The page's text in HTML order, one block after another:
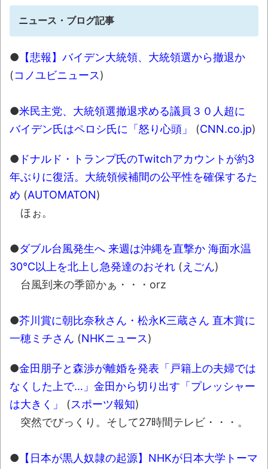
2nd（32）」「球詠 19」ほか、最新巻も50％
還元！【Amazonマンガ毎週末セール アツいス
翻訳によると「怒った子どもが我慢に我慢
して放った究極の技 これだけは使いたくなか
わずか３センチ！ 極小カブトムシ発見
【衝撃】韓国で売っている目覚まし時計の
デザインが悪夢すぎるwww
まっぷたつに…日本レトロゲーム協会がゲー
ムソフトCDの劣化について問題提起 他
別にどこの誰が一日何時間睡眠だろうがど
8月26日にリメイク完結編「FF7リベレーシ
ョン」の新映像が公開！欧州gamescom 2026
にて
お前らの身体の悩み教えてくれ
「アメリカのヤンキーがアジア人にケンカ
を売った結果ｗｗｗ」 ほか
【読書感想】山野辺太郎『いつか深い穴に
落ちるまで』
映画ちいかわ観に行ったので感想を書きま
マケイン9巻＆アニメ公式ガイド感想
ニュース・ブログ記事
● 【悲報】バイデン大統領、大統領選から撤退か
(コノユビニュース)
●米民主党、大統領選撤退求める議員３０人超に
バイデン氏はペロシ氏に「怒り心頭」
(CNN.co.jp)
● ドナルド・トランプ氏のTwitchアカウントが約3
年ぶりに復活。大統領候補間の公平性を確保するた
め (AUTOMATON)
ほぉ。
●ダブル台風発生へ 来週は沖縄を直撃か 海面水温
30℃以上を北上し急発達のおそれ (えごん)
台風到来の季節かぁ・・・orz
●芥川賞に朝比奈秋さん・松永K三蔵さん 直木賞に
一穂ミチさん (NHKニュース)
●金田朋子と森渉が離婚を発表「戸籍上の夫婦では
なくした上で…」金田から切り出す「プレッシャー
は大きく」
(スポーツ報知)
突然でびっくり。そして27時間テレビ・・・。
● 【日本が黒人奴隷の起源】NHKが日本大学トーマ